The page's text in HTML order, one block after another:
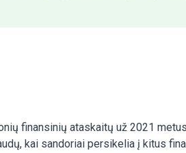
finansinių ataskaitų už 2021
kai sandoriai persikelia į kitus